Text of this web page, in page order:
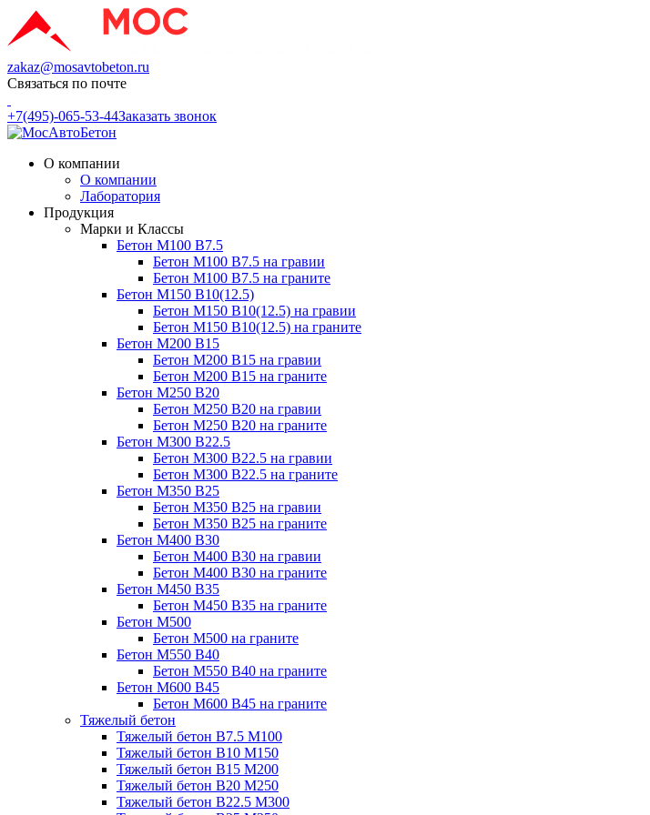
zakaz@mosavtobeton.ru
Связаться по почте
+7(495)-065-53-44Заказать звонок
О компании
О компании
Лаборатория
Продукция
Марки и Классы
Бетон М100 В7.5
Бетон М100 В7.5 на гравии
Бетон М100 В7.5 на граните
Бетон М150 В10(12.5)
Бетон М150 В10(12.5) на гравии
Бетон М150 В10(12.5) на граните
Бетон М200 В15
Бетон М200 В15 на гравии
Бетон М200 В15 на граните
Бетон М250 В20
Бетон М250 В20 на гравии
Бетон М250 В20 на граните
Бетон М300 В22.5
Бетон М300 В22.5 на гравии
Бетон М300 В22.5 на граните
Бетон М350 В25
Бетон М350 В25 на гравии
Бетон М350 В25 на граните
Бетон М400 В30
Бетон М400 В30 на гравии
Бетон М400 В30 на граните
Бетон М450 В35
Бетон М450 В35 на граните
Бетон М500
Бетон М500 на граните
Бетон М550 В40
Бетон М550 В40 на граните
Бетон М600 В45
Бетон М600 В45 на граните
Тяжелый бетон
Тяжелый бетон В7.5 М100
Тяжелый бетон В10 М150
Тяжелый бетон В15 М200
Тяжелый бетон В20 М250
Тяжелый бетон В22.5 М300